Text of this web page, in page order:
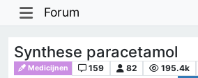
Forum
Synthese paracetamol
Medicijnen 159 82 195.4k